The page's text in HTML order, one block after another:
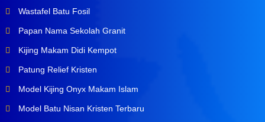
Wastafel Batu Fosil
Papan Nama Sekolah Granit
Kijing Makam Didi Kempot
Patung Relief Kristen
Model Kijing Onyx Makam Islam
Model Batu Nisan Kristen Terbaru